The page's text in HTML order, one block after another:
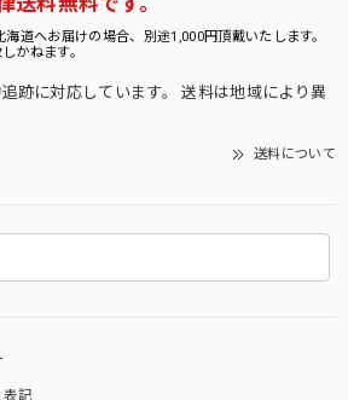
道へお届けの場合、別途1,000円頂戴いたします。
かねます。
跡に対応しています。 送料は地域により異
送料について
表記